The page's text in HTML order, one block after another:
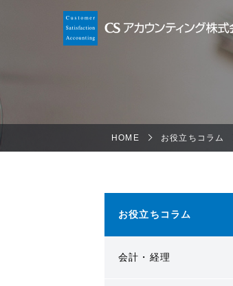
HOME お役立ちコラム
お役立ちコラム
会計・経理